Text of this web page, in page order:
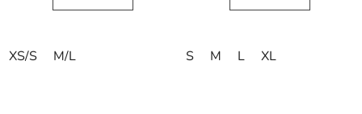
XS/S M/L S M L XL